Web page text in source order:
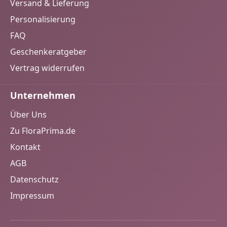
Salz, GlutenfreiNährwerte pro 100 g:Brennwert 506
kcal / 2116 kj, Fett 28 g, gesättigte Fettsäuren 3,3 g,
Kohlenhydrate 55 g, Zucker 0,1 g, Eiweiß 7,2 g, Salz
0,44 g Hersteller:FloraPrima GmbHDidderser Str.
2838176 Wendeburginfo@floraprima.de
Versand & Lieferung
Personalisierung
FAQ
Geschenkeratgeber
Vertrag widerrufen
Unternehmen
Über Uns
Zu FloraPrima.de
Kontakt
AGB
Datenschutz
Impressum